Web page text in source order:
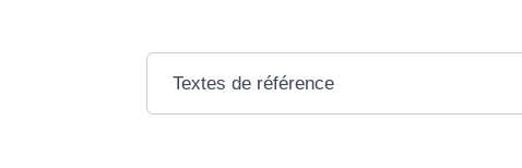
Textes de référence